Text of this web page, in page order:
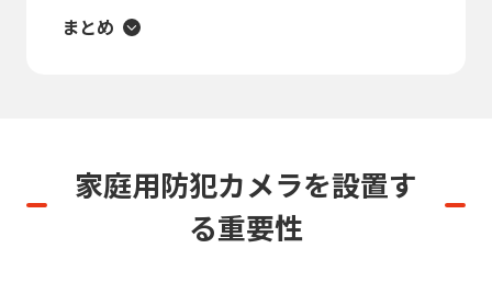
まとめ
家庭用防犯カメラを設置す
る重要性